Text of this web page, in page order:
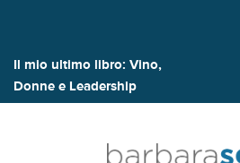
Il mio ultimo libro: Vino,
Donne e Leadership